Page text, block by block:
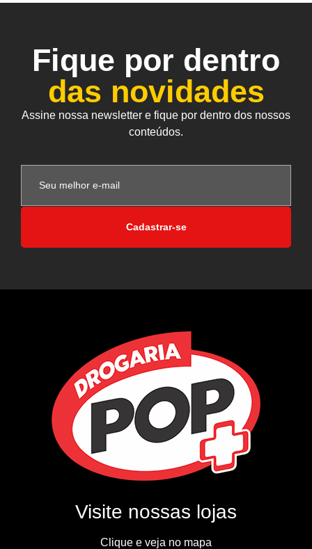
Fique por dentro
das novidades
Assine nossa newsletter e fique por dentro dos nossos
conteúdos.
Cadastrar-se
Visite nossas lojas
Clique e veja no mapa